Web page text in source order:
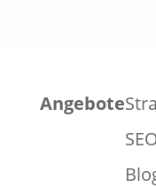
Angebote